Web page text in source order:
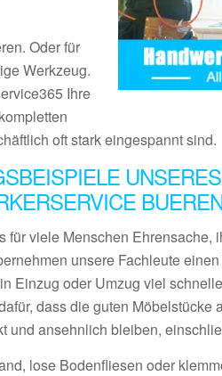
Oder für
Werkzeug.
Ihre
oft stark eingespannt sind.
UNSERES
für viele Menschen Ehrensache,
unsere Fachleute
Einzug oder Umzug viel
dass die guten Möbelstücke
und ansehnlich bleiben,
lose Bodenfliesen oder